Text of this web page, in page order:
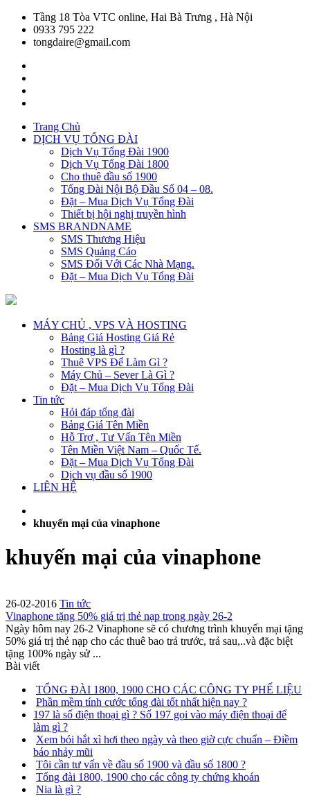
Tầng 18 Tòa VTC online, Hai Bà Trưng , Hà Nội
0933 795 222
tongdaire@gmail.com
Trang Chủ
DỊCH VỤ TỔNG ĐÀI
Dịch Vụ Tổng Đài 1900
Dịch Vụ Tổng Đài 1800
Cho thuê đầu số 1900
Tổng Đài Nội Bộ Đầu Số 04 – 08.
Đặt – Mua Dịch Vụ Tổng Đài
Thiết bị hội nghị truyền hình
SMS BRANDNAME
SMS Thương Hiệu
SMS Quảng Cáo
SMS Đối Với Các Nhà Mạng.
Đặt – Mua Dịch Vụ Tổng Đài
MÁY CHỦ , VPS VÀ HOSTING
Bảng Giá Hosting Giá Rẻ
Hosting là gì ?
Thuê VPS Để Làm Gì ?
Máy Chủ – Sever Là Gì ?
Đặt – Mua Dịch Vụ Tổng Đài
Tin tức
Hỏi đáp tổng đài
Bảng Giá Tên Miền
Hỗ Trợ , Tư Vấn Tên Miền
Tên Miền Việt Nam – Quốc Tế.
Đặt – Mua Dịch Vụ Tổng Đài
Dịch vụ đầu số 1900
LIÊN HỆ
khuyến mại của vinaphone
khuyến mại của vinaphone
26-02-2016 Tin tức
Vinaphone tặng 50% giá trị thẻ nạp trong ngày 26-2
Ngày hôm nay 26-2 Vinaphone sẽ có chương trình khuyến mại tặng
50% giá trị thẻ nạp cho các thuê bao trả trước, trả sau,..và đặc biệt
tặng 100% ngày sử ...
Bài viết
TỔNG ĐÀI 1800, 1900 CHO CÁC CÔNG TY PHẾ LIỆU
Phần mềm tính cước tổng đài tốt nhất hiện nay ?
197 là số điện thoại gì ? Số 197 gọi vào máy điện thoại để
làm gì ?
Xem bói hắt xì hơi theo ngày và theo giờ cực chuẩn – Điềm
báo nhảy mũi
Tôi cần tư vấn về đầu số 1900 và đầu số 1800 ?
Tổng đài 1800, 1900 cho các công ty chứng khoán
Nia là gì ?